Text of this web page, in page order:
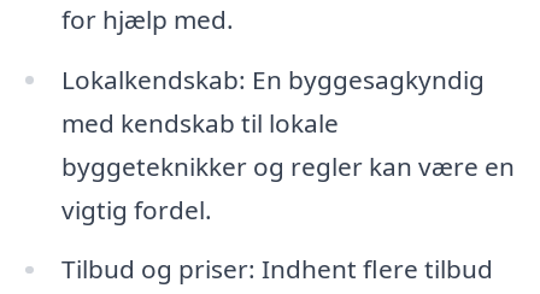
for hjælp med.
Lokalkendskab: En byggesagkyndig
med kendskab til lokale
byggeteknikker og regler kan være en
vigtig fordel.
Tilbud og priser: Indhent flere tilbud